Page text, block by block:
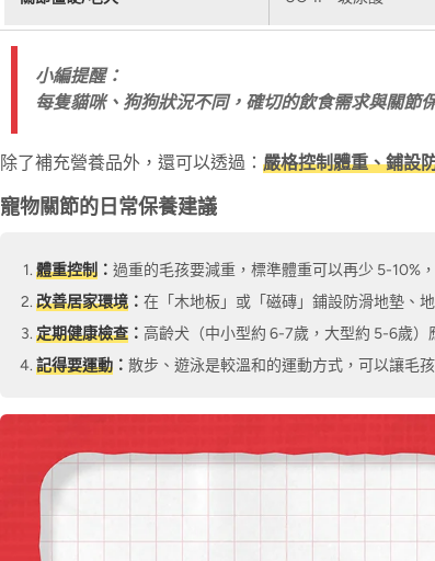
小編提醒：
每隻貓咪、狗狗狀況不同，確切的飲食需求與關節
除了補充營養品外，還可以透過： 嚴格控制體重、鋪設
寵物關節的日常保養建議
體重控制 ：過重的毛孩要減重，標準體重可以再少 5-10%
改善居家環境 ：在「木地板」或「磁磚」鋪設防滑地墊、
定期健康檢查 ： 高齡犬（中小型約 6-7歲，大型約 5-6歲）
記得要運動 ：散步、遊泳是較溫和的運動方式，可以讓毛